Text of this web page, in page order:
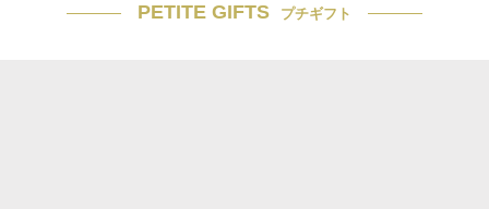
PETITE GIFTS プチギフト